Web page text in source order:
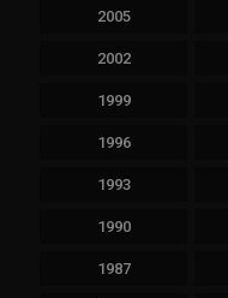
2005
2002
1999
1996
1993
1990
1987